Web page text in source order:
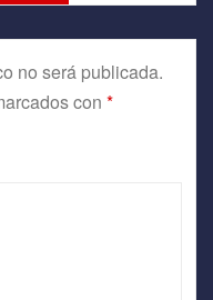
no será publicada.
con *